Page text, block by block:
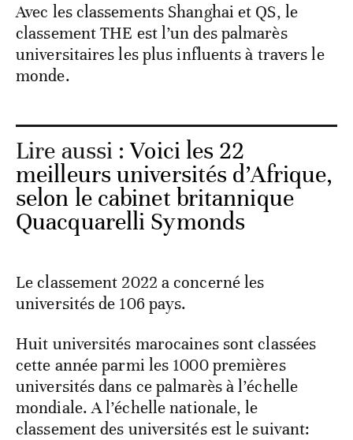
Avec les classements Shanghai et QS, le
classement THE est l’un des palmarès
universitaires les plus influents à travers le
monde.
Lire aussi :Voici les 22
meilleurs universités d’Afrique,
selon le cabinet britannique
Quacquarelli Symonds
Le classement 2022 a concerné les
universités de 106 pays.
Huit universités marocaines sont classées
cette année parmi les 1000 premières
universités dans ce palmarès à l’échelle
mondiale. A l’échelle nationale, le
classement des universités est le suivant: